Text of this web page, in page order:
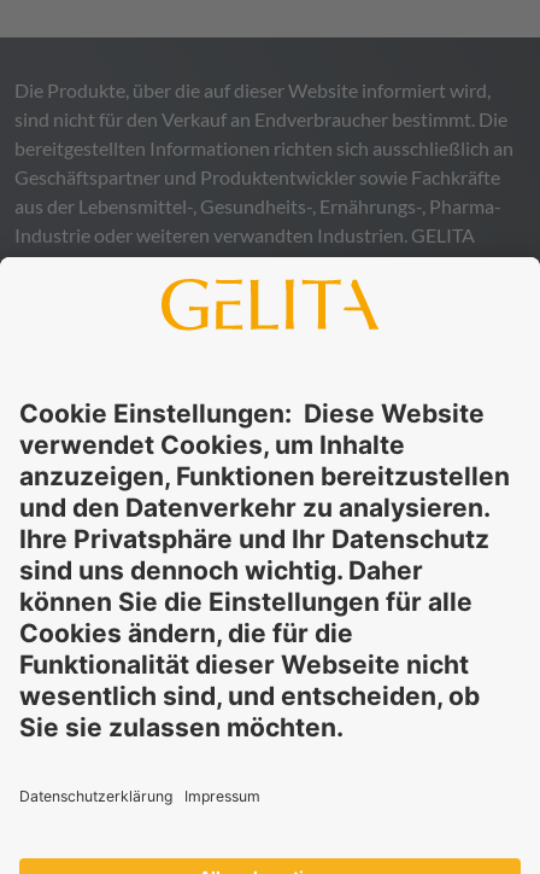
Die Produkte, über die auf dieser Website informiert wird,
sind nicht für den Verkauf an Endverbraucher bestimmt. Die
bereitgestellten Informationen richten sich ausschließlich an
Geschäftspartner und Produktentwickler sowie Fachkräfte
aus der Lebensmittel-, Gesundheits-, Ernährungs-, Pharma-
Industrie oder weiteren verwandten Industrien. GELITA
übernimmt keinerlei Gewähr – weder ausdrücklich noch
stillschweigend – für die Richtigkeit, Verlässlichkeit oder
Vollständigkeit der bereitgestellten Informationen und
Informationen ergeben könnte. Die Verwendung der
Informationen erfolgt auf eigenes Risiko und in eigener
Verantwortung.
Diese Erklärung entbindet Sie nicht von der Pflicht, eigene
Eignungsprüfungen und Tests durchzuführen, sowie alle
geltenden gesetzlichen Vorschriften einzuhalten und Rechte
Dritter zu respektieren. Die beschriebenen Produkte und
Konzepte sind nicht für den Einzelverkauf oder den direkten
Endverbrauch bestimmt. Sie sind nicht zur Diagnose,
Behandlung, Heilung oder Vorbeugung von Krankheiten
gedacht. Verwendungen und Aussagen zu
-Produkten
Institutionen geprüft.